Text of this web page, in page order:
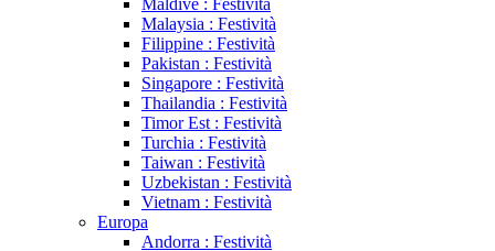
Malaysia : Festività
Filippine : Festività
Pakistan : Festività
Singapore : Festività
Thailandia : Festività
Timor Est : Festività
Turchia : Festività
Taiwan : Festività
Uzbekistan : Festività
Vietnam : Festività
Europa
Andorra : Festività